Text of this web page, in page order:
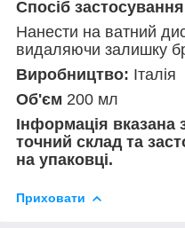
Спосіб
Нанести на ватний
видаляючи залишку
Виробництво: Італія
Об'єм 200 мл
Інформація
точний склад та
на упаковці.
Приховати